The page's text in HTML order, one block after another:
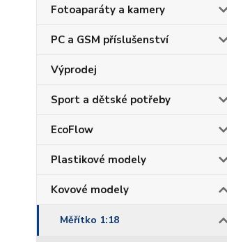
Fotoaparáty a kamery
PC a GSM příslušenství
Výprodej
Sport a dětské potřeby
EcoFlow
Plastikové modely
Kovové modely
Měřítko 1:18